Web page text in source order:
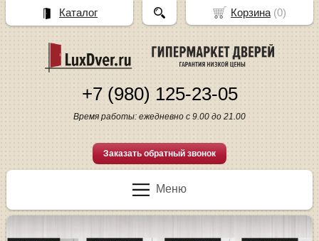
+7 (980) 125-23-05
Время работы: ежедневно с 9.00 до 21.00
Заказать обратный звонок
Меню
Корзина(0)
Каталог